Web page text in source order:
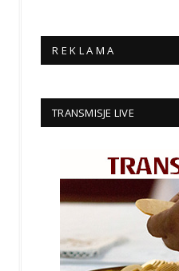
R E K L A M A
TRANSMISJE LIVE